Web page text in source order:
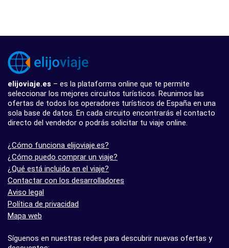
elijoviaje.es – es la plataforma online que te permite
seleccionar los mejores circuitos turísticos. Reunimos las
ofertas de todos los operadores turísticos de España en una
sola base de datos. En cada circuito encontrarás el contacto
directo del vendedor o podrás solicitar tu viaje online.
¿Cómo funciona elijoviaje.es?
¿Cómo puedo comprar un viaje?
¿Qué está incluido en el viaje?
Contactar con los desarrolladores
Aviso legal
Política de privacidad
Mapa web
Síguenos en nuestras redes para descubrir nuevas ofertas y